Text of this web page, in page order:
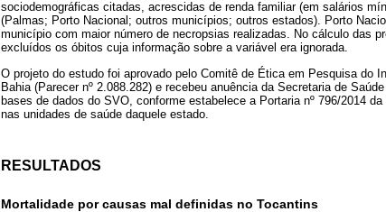
sociodemográficas citadas, acrescidas de renda familiar (em salários
(Palmas; Porto Nacional; outros municípios; outros estados). Porto
município com maior número de necropsias realizadas. No cálculo das
excluídos os óbitos cuja informação sobre a variável era ignorada.
O projeto do estudo foi aprovado pelo Comitê de Ética em Pesquisa do
Bahia (Parecer nº 2.088.282) e recebeu anuência da Secretaria de
bases de dados do SVO, conforme estabelece a Portaria nº 796/2014
nas unidades de saúde daquele estado.
RESULTADOS
Mortalidade por causas mal definidas no Tocantins